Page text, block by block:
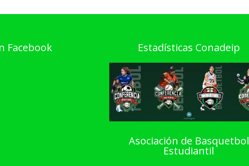
Facebook Estadísticas Conadeip
Asociación de Basquetbol
Estudiantil